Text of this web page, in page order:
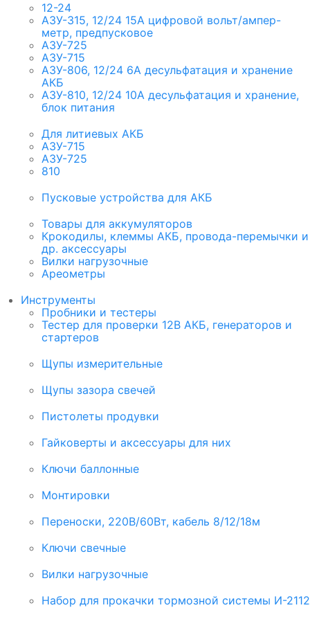
12-24
АЗУ-315, 12/24 15А цифровой вольт/ампер-
метр, предпусковое
АЗУ-725
АЗУ-715
АЗУ-806, 12/24 6А десульфатация и хранение
АКБ
АЗУ-810, 12/24 10А десульфатация и хранение,
блок питания
Для литиевых АКБ
АЗУ-715
АЗУ-725
810
Пусковые устройства для АКБ
Товары для аккумуляторов
Крокодилы, клеммы АКБ, провода-перемычки и
др. аксессуары
Вилки нагрузочные
Ареометры
Инструменты
Пробники и тестеры
Тестер для проверки 12В АКБ, генераторов и
стартеров
Щупы измерительные
Щупы зазора свечей
Пистолеты продувки
Гайковерты и аксессуары для них
Ключи баллонные
Монтировки
Переноски, 220В/60Вт, кабель 8/12/18м
Ключи свечные
Вилки нагрузочные
Набор для прокачки тормозной системы И-2112